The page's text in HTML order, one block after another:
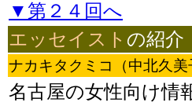
▼第２４回へ
エッセイスト の紹介
ナカキタクミコ（中北久美
名古屋の女性向け情